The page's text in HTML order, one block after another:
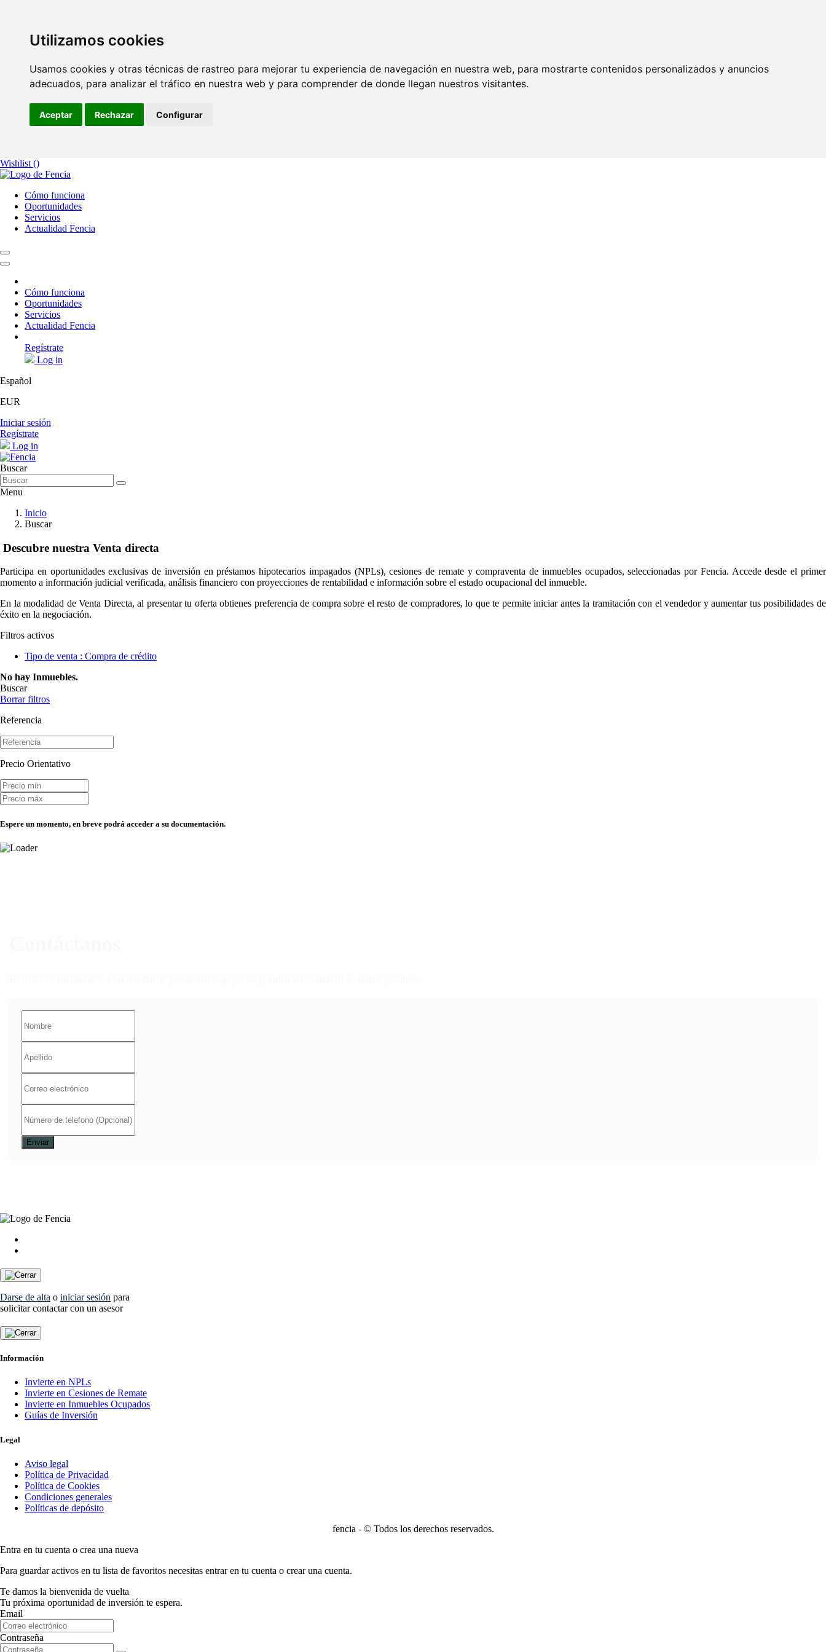
Utilizamos cookies
Usamos cookies y otras técnicas de rastreo para mejorar tu experiencia de navegación en nuestra web, para mostrarte contenidos personalizados y anuncios
adecuados, para analizar el tráfico en nuestra web y para comprender de donde llegan nuestros visitantes.
Aceptar Rechazar Configurar
Wishlist ()
Cómo funciona
Oportunidades
Servicios
Actualidad Fencia
Cómo funciona
Oportunidades
Servicios
Actualidad Fencia
Regístrate
Log in
Español
EUR
Iniciar sesión
Regístrate
Log in
Buscar
Menu
Inicio
Buscar
Descubre nuestra Venta directa
Participa en oportunidades exclusivas de inversión en préstamos hipotecarios impagados (NPLs), cesiones de remate y compraventa de inmuebles ocupados, seleccionadas por Fencia. Accede desde el primer
momento a información judicial verificada, análisis financiero con proyecciones de rentabilidad e información sobre el estado ocupacional del inmueble.
En la modalidad de Venta Directa, al presentar tu oferta obtienes preferencia de compra sobre el resto de compradores, lo que te permite iniciar antes la tramitación con el vendedor y aumentar tus posibilidades de
éxito en la negociación.
Filtros activos
Tipo de venta : Compra de crédito
No hay Inmuebles.
Buscar
Borrar filtros
Referencia
Precio Orientativo
Espere un momento, en breve podrá acceder a su documentación.
Darse de alta o iniciar sesión para
solicitar contactar con un asesor
Información
Invierte en NPLs
Invierte en Cesiones de Remate
Invierte en Inmuebles Ocupados
Guías de Inversión
Legal
Aviso legal
Política de Privacidad
Política de Cookies
Condiciones generales
Políticas de depósito
fencia - © Todos los derechos reservados.
Entra en tu cuenta o crea una nueva
Para guardar activos en tu lista de favoritos necesitas entrar en tu cuenta o crear una cuenta.
Te damos la bienvenida de vuelta
Tu próxima oportunidad de inversión te espera.
Email
Contraseña